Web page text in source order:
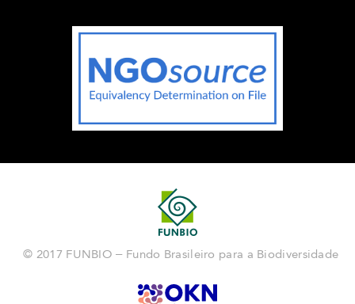
© 2017 FUNBIO – Fundo Brasileiro para a Biodiversidade